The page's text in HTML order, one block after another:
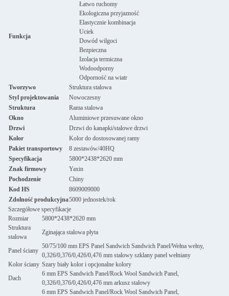
Funkcja
Łatwo ruchomy
Ekologiczna przyjazność
Elastycznie kombinacja
Uciek
Dowód wilgoci
Bezpieczna
Izolacja termiczna
Wodoodporny
Odporność na wiatr
Tworzywo
Struktura stalowa
Styl projektowania
Nowoczesny
Struktura
Rama stalowa
Okno
Aluminiowe przesuwane okno
Drzwi
Drzwi do kanapki/stalowe drzwi
Kolor
Kolor do dostosowanej ramy
Pakiet transportowy
8 zestawów/40HQ
Specyfikacja
5800*2438*2620 mm
Znak firmowy
Yaxin
Pochodzenie
Chiny
Kod HS
8609009000
Zdolność produkcyjna5000 jednostek/rok
Szczegółowe specyfikacje
Rozmiar
5800*2438*2620 mm
Struktura
stalowa
Zginająca stalowa płyta
Panel ściany
50/75/100 mm EPS Panel Sandwich Sandwich Panel/Wełna wełny,
0,326/0,376/0,426/0,476 mm stalowy szklany panel wełniany
Kolor ściany Szary biały kolor i opcjonalne kolory
Dach
6 mm EPS Sandwich Panel/Rock Wool Sandwich Panel,
0,326/0,376/0,426/0,476 mm arkusz stalowy
6 mm EPS Sandwich Panel/Rock Wool Sandwich Panel,